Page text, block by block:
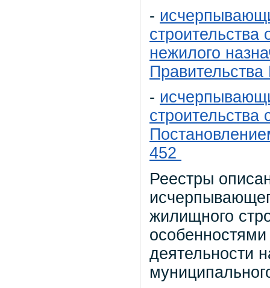
-
строительства
нежилого
-
452
Реестры
жилищного
деятельности